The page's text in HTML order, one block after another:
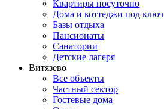
Квартиры посуточно
Дома и коттеджи под ключ
Базы отдыха
Пансионаты
Санатории
Детские лагеря
Витязево
Все объекты
Частный сектор
Гостевые дома